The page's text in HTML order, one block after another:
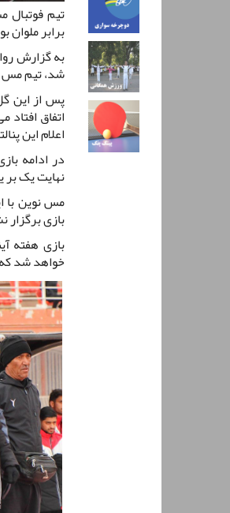
تیم
برابر
به گزارش
شد، تیم مس
پس از این
اتفاق
اعلام این
در ادامه
نهایت یک بر
بازی
خواهد شد